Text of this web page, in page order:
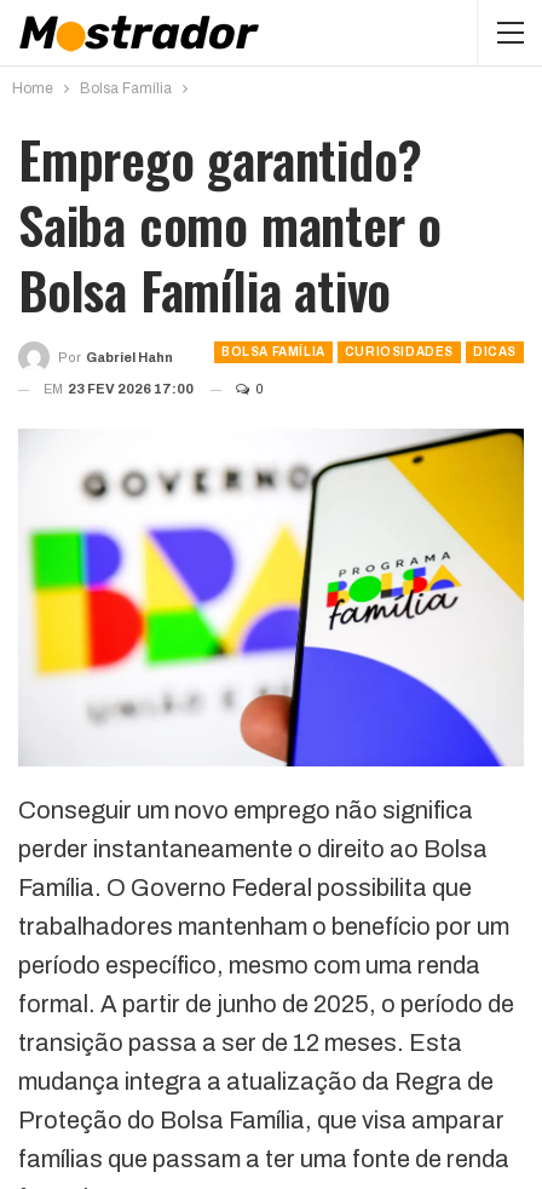
Home Bolsa Família
Emprego garantido?
Saiba como manter o
Bolsa Família ativo
BOLSA FAMÍLIA CURIOSIDADES DICAS
Por Gabriel Hahn
EM 23 FEV 2026 17:00 0
Conseguir um novo emprego não significa
perder instantaneamente o direito ao Bolsa
Família. O Governo Federal possibilita que
trabalhadores mantenham o benefício por um
período específico, mesmo com uma renda
formal. A partir de junho de 2025, o período de
transição passa a ser de 12 meses. Esta
mudança integra a atualização da Regra de
Proteção do Bolsa Família, que visa amparar
famílias que passam a ter uma fonte de renda